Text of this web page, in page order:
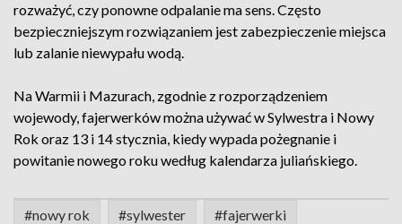
rozważyć, czy ponowne odpalanie ma sens. Często
bezpieczniejszym rozwiązaniem jest zabezpieczenie miejsca
lub zalanie niewypału wodą.
Na Warmii i Mazurach, zgodnie z rozporządzeniem
wojewody, fajerwerków można używać w Sylwestra i Nowy
Rok oraz 13 i 14 stycznia, kiedy wypada pożegnanie i
powitanie nowego roku według kalendarza juliańskiego.
#nowy rok #sylwester #fajerwerki